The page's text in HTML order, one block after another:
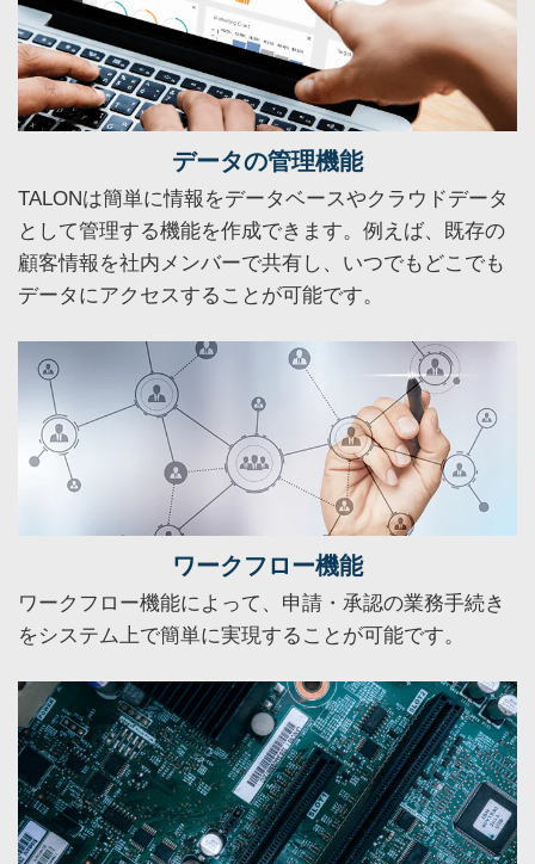
データの管理機能
TALONは簡単に情報をデータベースやクラウドデータ
として管理する機能を作成できます。例えば、既存の
顧客情報を社内メンバーで共有し、いつでもどこでも
データにアクセスすることが可能です。
ワークフロー機能
ワークフロー機能によって、申請・承認の業務手続き
をシステム上で簡単に実現することが可能です。